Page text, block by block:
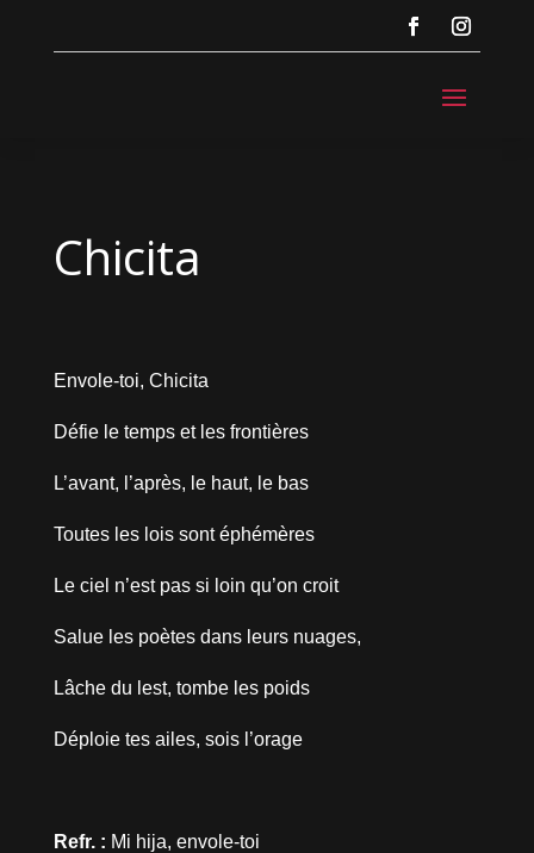
Chicita
Envole-toi, Chicita
Défie le temps et les frontières
L’avant, l’après, le haut, le bas
Toutes les lois sont éphémères
Le ciel n’est pas si loin qu’on croit
Salue les poètes dans leurs nuages,
Lâche du lest, tombe les poids
Déploie tes ailes, sois l’orage
Refr. : Mi hija, envole-toi